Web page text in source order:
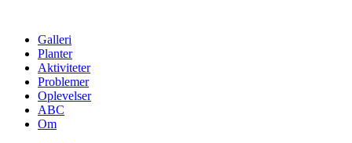
contentGalleri
Planter
Aktiviteter
Problemer
Oplevelser
ABC
Om